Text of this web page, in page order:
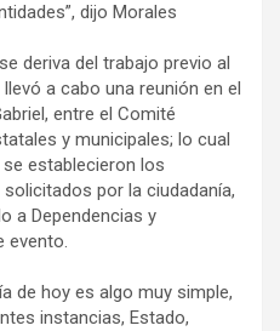
dijo Morales
deriva del trabajo previo al
a cabo una reunión en el
entre el Comité
y municipales; lo cual
establecieron los
por la ciudadanía,
a Dependencias y
evento.
de hoy es algo muy simple,
instancias, Estado,